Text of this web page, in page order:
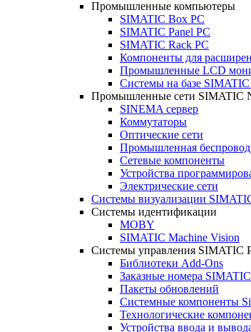
Промышленные компьютеры
SIMATIC Box PC
SIMATIC Panel PС
SIMATIC Rack PC
Компоненты для
Промышленные LCD
Системы на базе SIMATIC
Промышленные сети SIMATIC
SINEMA сервер
Коммутаторы
Оптические сети
Промышленная
Сетевые компоненты
Устройства
Электрические сети
Системы визуализации
Системы идентификации
MOBY
SIMATIC Machine Vision
Системы управления SIMATIC
Библиотеки Add-Ons
Заказные номера
Пакеты обновлений
Системные компоненты
Технологические
Устройства ввода и